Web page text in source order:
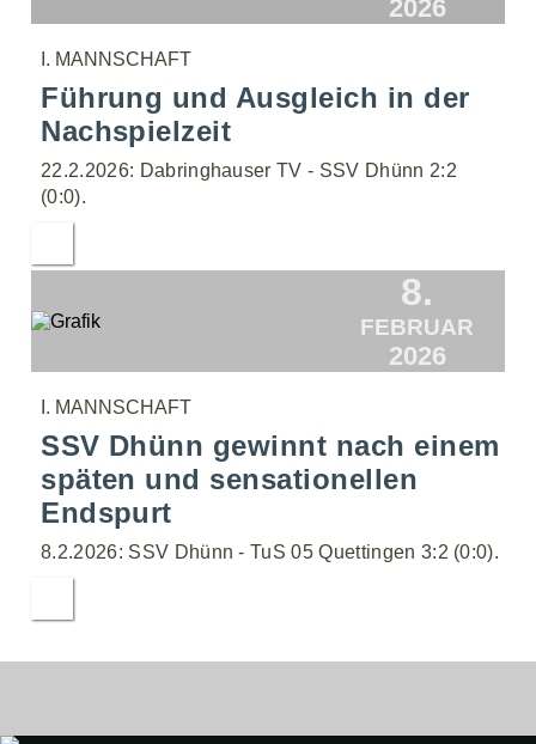
2026
I. MANNSCHAFT
Führung und Ausgleich in der
Nachspielzeit
22.2.2026: Dabringhauser TV - SSV Dhünn 2:2
(0:0).
8.
FEBRUAR
2026
I. MANNSCHAFT
SSV Dhünn gewinnt nach einem
späten und sensationellen
Endspurt
8.2.2026: SSV Dhünn - TuS 05 Quettingen 3:2 (0:0).